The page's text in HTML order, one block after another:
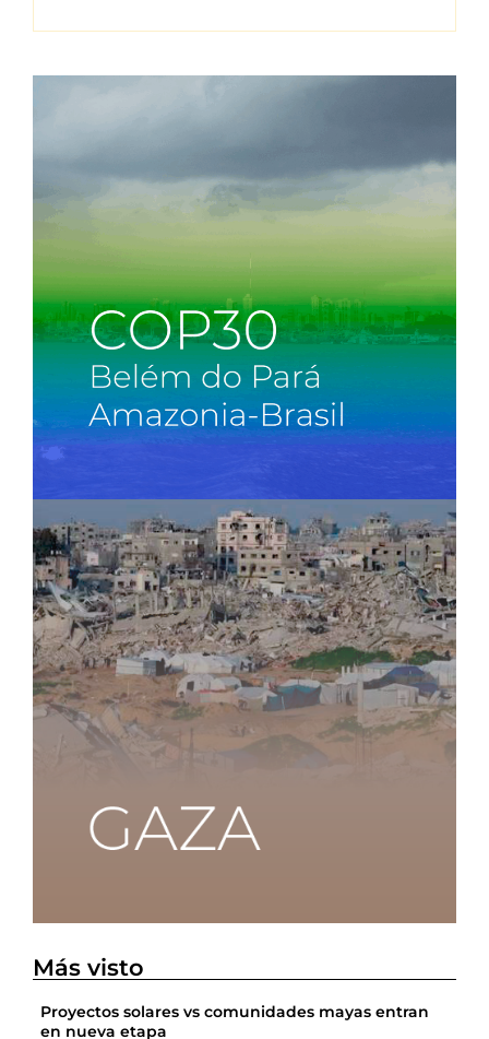
Más visto
Proyectos solares vs comunidades mayas entran
en nueva etapa